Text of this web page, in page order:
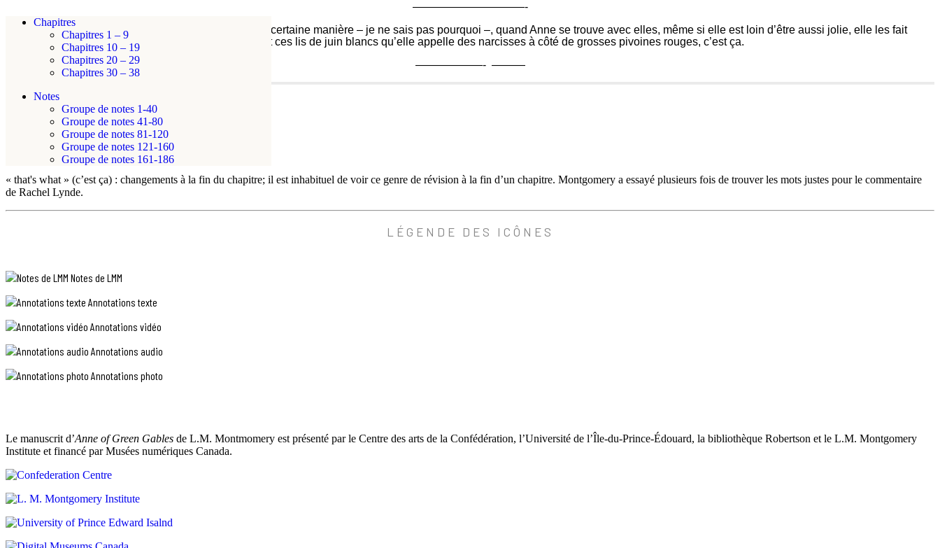
Chapitres
Chapitres 1 – 9
Chapitres 10 – 19
Chapitres 20 – 29
Chapitres 30 – 38
Notes
Groupe de notes 1-40
Groupe de notes 41-80
Groupe de notes 81-120
Groupe de notes 121-160
Groupe de notes 161-186
——————————-
Ruby Gillis est exceptionnellement belle. Mais, d’une certaine manière – je ne sais pas pourquoi –, quand Anne se trouve avec elles, même si elle est loin d’être aussi jolie, elle les fait
paraître banales et fades, un peu comme si on plaçait ces lis de juin blancs qu’elle appelle des narcisses à côté de grosses pivoines rouges, c’est ça.
——————- ———
497
dernières
mais
c’est
en
Je
pas
dire
que
ça
fera
fille,. »
même
si
je
ne
me
sens
pas
vraiment
ANNOTATION TEXTE
« that's what » (c’est ça) : changements à la fin du chapitre; il est inhabituel de voir ce genre de révision à la fin d’un chapitre. Montgomery a essayé plusieurs fois de trouver les mots justes pour le commentaire
de Rachel Lynde.
that's
»
ça)
changements
la
est
inhabituel
voir
genre
de
révision
à
LÉGENDE DES ICÔNES
Notes de LMM
Annotations texte
Annotations vidéo
Annotations audio
Annotations photo
Le manuscrit d’Anne of Green Gables de L.M. Montmomery est présenté par le Centre des arts de la Confédération, l’Université de l’Île-du-Prince-Édouard, la bibliothèque Robertson et le L.M. Montgomery
Institute et financé par Musées numériques Canada.